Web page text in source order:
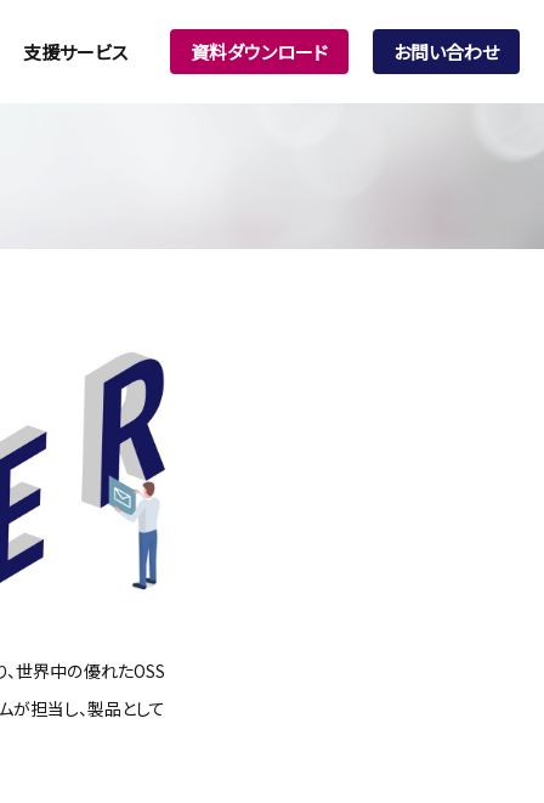
支援サービス 資料ダウンロード お問い合わせ
世界中の優れたOSS
担当し、製品として